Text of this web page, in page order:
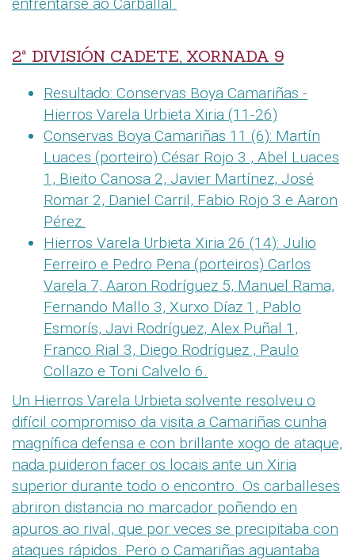
2ª DIVISIÓN CADETE, XORNADA 9
Resultado: Conservas Boya Camariñas -
Hierros Varela Urbieta Xiria (11-26)
Conservas Boya Camariñas 11 (6): Martín
Luaces (porteiro) César Rojo 3 , Abel Luaces
1, Bieito Canosa 2, Javier Martínez, José
Romar 2, Daniel Carril, Fabio Rojo 3 e Aaron
Pérez.
Hierros Varela Urbieta Xiria 26 (14): Julio
Ferreiro e Pedro Pena (porteiros) Carlos
Varela 7, Aaron Rodríguez 5, Manuel Rama,
Fernando Mallo 3, Xurxo Díaz 1, Pablo
Esmorís, Javi Rodríguez, Alex Puñal 1,
Franco Rial 3, Diego Rodríguez , Paulo
Collazo e Toni Calvelo 6.
Un Hierros Varela Urbieta solvente resolveu o
difícil compromiso da visita a Camariñas cunha
magnífica defensa e con brillante xogo de ataque,
nada puideron facer os locais ante un Xiria
superior durante todo o encontro. Os carballeses
abriron distancia no marcador poñendo en
apuros ao rival, que por veces se precipitaba con
ataques rápidos. Pero o Camariñas aguantaba